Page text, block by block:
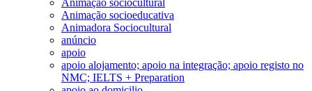
Animação socioeducativa
Animadora Sociocultural
anúncio
apoio
apoio alojamento; apoio na integração; apoio registo no
NMC; IELTS + Preparation